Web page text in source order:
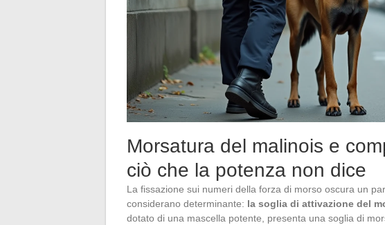
Morsatura del malinois e
ciò che la potenza non dice
La fissazione sui numeri della forza di morso oscura un
considerano determinante: la soglia di attivazione del
dotato di una mascella potente, presenta una soglia di